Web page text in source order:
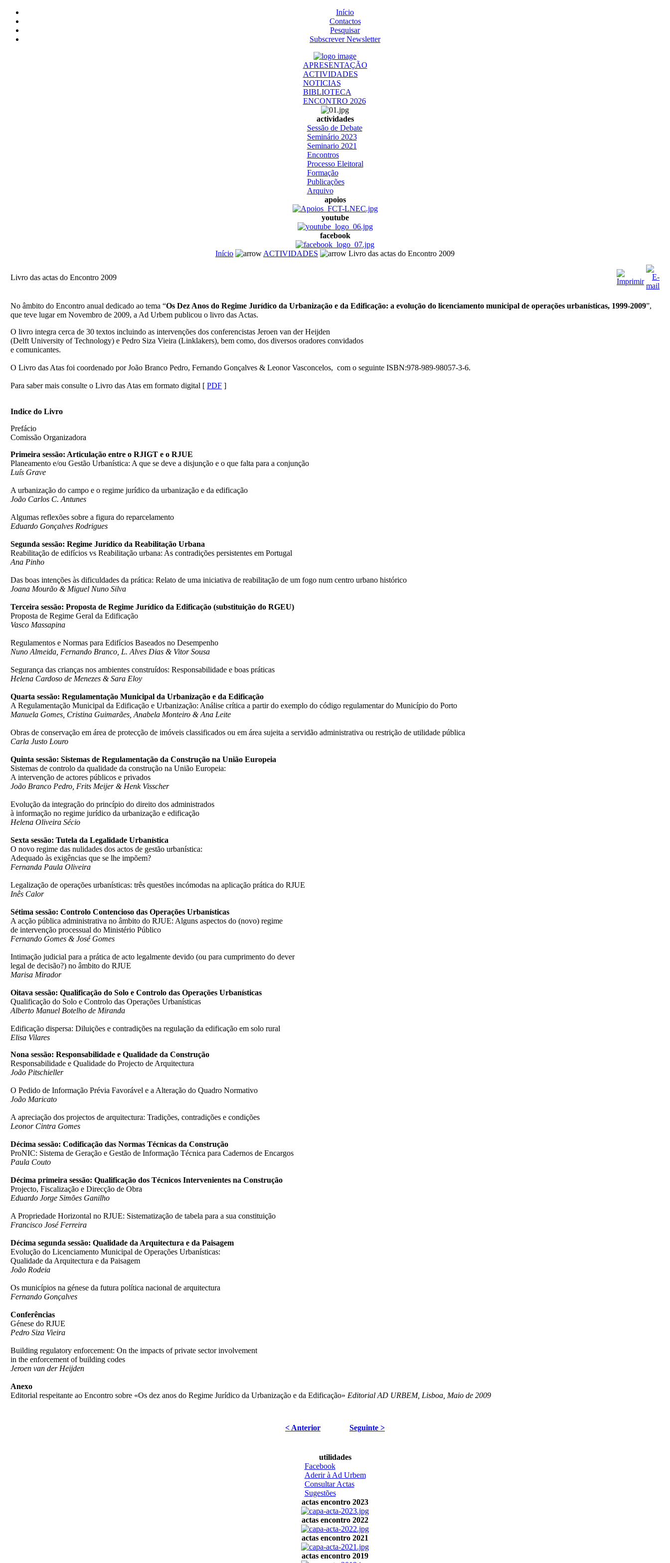
Início
Contactos
Pesquisar
Subscrever Newsletter
APRESENTAÇÃO
ACTIVIDADES
NOTICIAS
BIBLIOTECA
ENCONTRO 2026
actividades
Sessão de Debate
Seminário 2023
Seminario 2021
Encontros
Processo Eleitoral
Formação
Publicações
Arquivo
apoios
youtube
facebook
Início ACTIVIDADES Livro das actas do Encontro 2009
Livro das actas do Encontro 2009
No âmbito do Encontro anual dedicado ao tema “Os Dez Anos do Regime Jurídico da Urbanização e da Edificação: a evolução do licenciamento municipal de operações urbanísticas, 1999-2009”,
que teve lugar em Novembro de 2009, a Ad Urbem publicou o livro das Actas.
O livro integra cerca de 30 textos incluindo as intervenções dos conferencistas Jeroen van der Heijden
(Delft University of Technology) e Pedro Siza Vieira (Linklakers), bem como, dos diversos oradores convidados
e comunicantes.
O Livro das Atas foi coordenado por João Branco Pedro, Fernando Gonçalves & Leonor Vasconcelos, com o seguinte ISBN:978-989-98057-3-6.
Para saber mais consulte o Livro das Atas em formato digital [ PDF ]
Indice do Livro
Prefácio
Comissão Organizadora
Primeira sessão: Articulação entre o RJIGT e o RJUE
Planeamento e/ou Gestão Urbanística: A que se deve a disjunção e o que falta para a conjunção
Luís Grave
A urbanização do campo e o regime jurídico da urbanização e da edificação
João Carlos C. Antunes
Algumas reflexões sobre a figura do reparcelamento
Eduardo Gonçalves Rodrigues
Segunda sessão: Regime Jurídico da Reabilitação Urbana
Reabilitação de edifícios vs Reabilitação urbana: As contradições persistentes em Portugal
Ana Pinho
Das boas intenções às dificuldades da prática: Relato de uma iniciativa de reabilitação de um fogo num centro urbano histórico
Joana Mourão & Miguel Nuno Silva
Terceira sessão: Proposta de Regime Jurídico da Edificação (substituição do RGEU)
Proposta de Regime Geral da Edificação
Vasco Massapina
Regulamentos e Normas para Edifícios Baseados no Desempenho
Nuno Almeida, Fernando Branco, L. Alves Dias & Vitor Sousa
Segurança das crianças nos ambientes construídos: Responsabilidade e boas práticas
Helena Cardoso de Menezes & Sara Eloy
Quarta sessão: Regulamentação Municipal da Urbanização e da Edificação
A Regulamentação Municipal da Edificação e Urbanização: Análise crítica a partir do exemplo do código regulamentar do Município do Porto
Manuela Gomes, Cristina Guimarães, Anabela Monteiro & Ana Leite
Obras de conservação em área de protecção de imóveis classificados ou em área sujeita a servidão administrativa ou restrição de utilidade pública
Carla Justo Louro
Quinta sessão: Sistemas de Regulamentação da Construção na União Europeia
Sistemas de controlo da qualidade da construção na União Europeia:
A intervenção de actores públicos e privados
João Branco Pedro, Frits Meijer & Henk Visscher
Evolução da integração do princípio do direito dos administrados
à informação no regime jurídico da urbanização e edificação
Helena Oliveira Sécio
Sexta sessão: Tutela da Legalidade Urbanística
O novo regime das nulidades dos actos de gestão urbanística:
Adequado às exigências que se lhe impõem?
Fernanda Paula Oliveira
Legalização de operações urbanísticas: três questões incómodas na aplicação prática do RJUE
Inês Calor
Sétima sessão: Controlo Contencioso das Operações Urbanísticas
A acção pública administrativa no âmbito do RJUE: Alguns aspectos do (novo) regime
de intervenção processual do Ministério Público
Fernando Gomes & José Gomes
Intimação judicial para a prática de acto legalmente devido (ou para cumprimento do dever
legal de decisão?) no âmbito do RJUE
Marisa Mirador
Oitava sessão: Qualificação do Solo e Controlo das Operações Urbanísticas
Qualificação do Solo e Controlo das Operações Urbanísticas
Alberto Manuel Botelho de Miranda
Edificação dispersa: Diluições e contradições na regulação da edificação em solo rural
Elisa Vilares
Nona sessão: Responsabilidade e Qualidade da Construção
Responsabilidade e Qualidade do Projecto de Arquitectura
João Pitschieller
O Pedido de Informação Prévia Favorável e a Alteração do Quadro Normativo
João Maricato
A apreciação dos projectos de arquitectura: Tradições, contradições e condições
Leonor Cintra Gomes
Décima sessão: Codificação das Normas Técnicas da Construção
ProNIC: Sistema de Geração e Gestão de Informação Técnica para Cadernos de Encargos
Paula Couto
Décima primeira sessão: Qualificação dos Técnicos Intervenientes na Construção
Projecto, Fiscalização e Direcção de Obra
Eduardo Jorge Simões Ganilho
A Propriedade Horizontal no RJUE: Sistematização de tabela para a sua constituição
Francisco José Ferreira
Décima segunda sessão: Qualidade da Arquitectura e da Paisagem
Evolução do Licenciamento Municipal de Operações Urbanísticas:
Qualidade da Arquitectura e da Paisagem
João Rodeia
Os municípios na génese da futura política nacional de arquitectura
Fernando Gonçalves
Conferências
Génese do RJUE
Pedro Siza Vieira
Building regulatory enforcement: On the impacts of private sector involvement
in the enforcement of building codes
Jeroen van der Heijden
Anexo
Editorial respeitante ao Encontro sobre «Os dez anos do Regime Jurídico da Urbanização e da Edificação» Editorial AD URBEM, Lisboa, Maio de 2009
< Anterior Seguinte >
utilidades
Facebook
Aderir à Ad Urbem
Consultar Actas
Sugestões
actas encontro 2023
actas encontro 2022
actas encontro 2021
actas encontro 2019